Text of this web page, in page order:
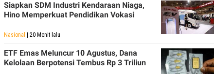
Siapkan SDM Industri Kendaraan Niaga,
Hino Memperkuat Pendidikan Vokasi
Nasional | 20 Menit lalu
ETF Emas Meluncur 10 Agustus, Dana
Kelolaan Berpotensi Tembus Rp 3 Triliun